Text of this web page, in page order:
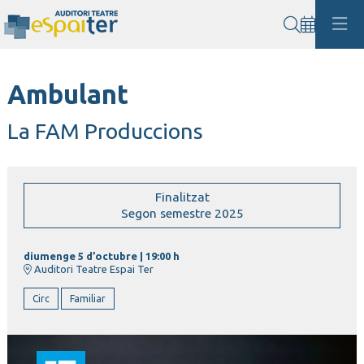
Ambulant
La FAM Produccions
Finalitzat
Segon semestre 2025
diumenge 5 d’octubre
19:00 h
Auditori Teatre Espai Ter
Circ Familiar